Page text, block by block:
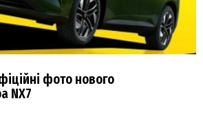
фото нового
NX7